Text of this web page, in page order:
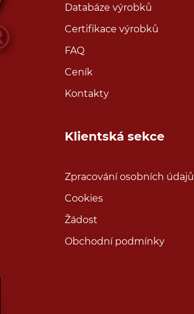
Databáze výrobků
Certifikace výrobků
FAQ
Ceník
Kontakty
Klientská sekce
Zpracování osobních údajů
Cookies
Žádost
Obchodní podmínky